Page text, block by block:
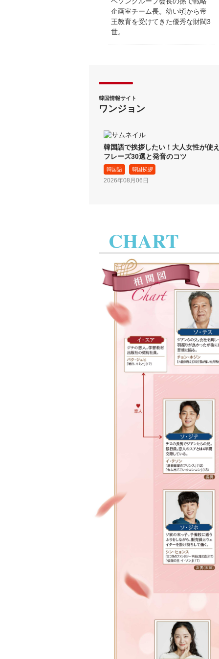
企画室チーム長。幼い頃から帝
王教育を受けてきた優秀な財閥3
世。
韓国情報サイト
ワンジョン
韓国語で挨拶したい！大人女性が使
フレーズ30選と発音のコツ
韓国語 韓国挨拶
2026年08月06日
CHART